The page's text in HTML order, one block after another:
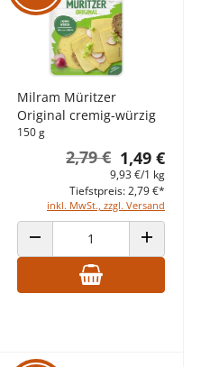
ERHÖHEN
Milram Müritzer
Original cremig-würzig
150 g
1,49 €
2,79 €
9,93 €/1 kg
inkl. MwSt., zzgl. Versand
Tiefstpreis: 2,79 €*
ANZAHL VERRINGERN ANZAHL